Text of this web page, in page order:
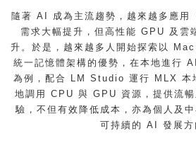
隨著 AI 成為主流趨勢，越來越多應用
需求大幅提升，但高性能 GPU 及雲
升。於是，越來越多人開始探索以
統一記憶體架構的優勢，在本地進行
為例，配合 LM Studio 運行 MLX 本
地調用 CPU 與 GPU 資源，提供流暢
驗，不但有效降低成本，亦為個人及中
可持續的 AI 發展方